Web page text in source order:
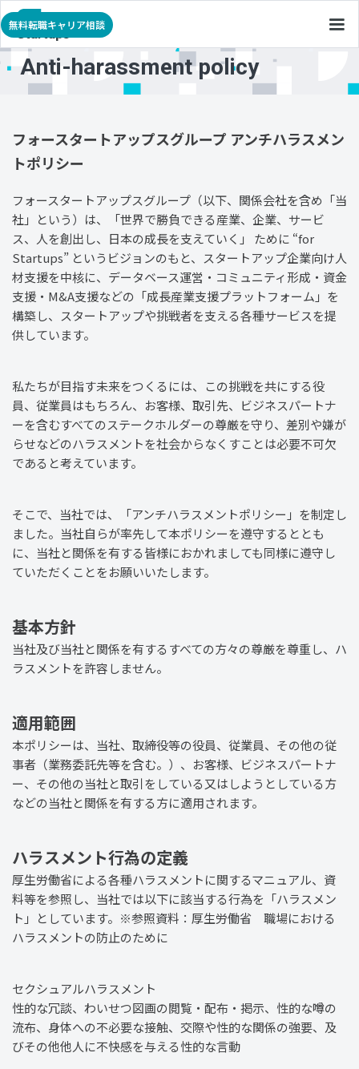
無料転職キャリア相談
Anti-harassment policy
フォースタートアップスグループ アンチハラスメン
トポリシー
フォースタートアップスグループ（以下、関係会社を含め「当
社」という）は、「世界で勝負できる産業、企業、サービ
ス、人を創出し、日本の成⻑を支えていく」 ために “for
Startups” というビジョンのもと、スタートアップ企業向け人
材支援を中核に、データベース運営・コミュニティ形成・資金
支援・M&A支援などの「成長産業支援プラットフォーム」を
構築し、スタートアップや挑戦者を支える各種サービスを提
供しています。
私たちが目指す未来をつくるには、この挑戦を共にする役
員、従業員はもちろん、お客様、取引先、ビジネスパートナ
ーを含むすべてのステークホルダーの尊厳を守り、差別や嫌が
らせなどのハラスメントを社会からなくすことは必要不可欠
であると考えています。
そこで、当社では、「アンチハラスメントポリシー」を制定し
ました。当社自らが率先して本ポリシーを遵守するととも
に、当社と関係を有する皆様におかれましても同様に遵守し
ていただくことをお願いいたします。
基本方針
当社及び当社と関係を有するすべての方々の尊厳を尊重し、ハ
ラスメントを許容しません。
適用範囲
本ポリシーは、当社、取締役等の役員、従業員、その他の従
事者（業務委託先等を含む。）、お客様、ビジネスパートナ
ー、その他の当社と取引をしている又はしようとしている方
などの当社と関係を有する方に適用されます。
ハラスメント行為の定義
厚生労働省による各種ハラスメントに関するマニュアル、資
料等を参照し、当社では以下に該当する行為を「ハラスメン
ト」としています。※参照資料：厚生労働省 職場における
ハラスメントの防止のために
セクシュアルハラスメント
性的な冗談、わいせつ図画の閲覧・配布・掲示、性的な噂の
流布、身体への不必要な接触、交際や性的な関係の強要、及
びその他他人に不快感を与える性的な言動